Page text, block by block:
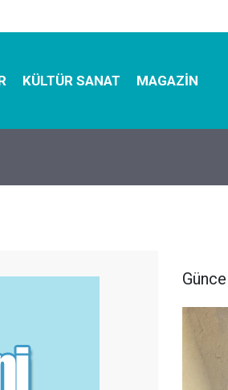
KÜLTÜR SANAT MAGAZIN
Çevre Dostu Ambalaj